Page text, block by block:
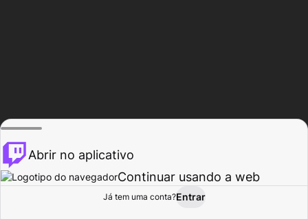
Procurar Atividade
Abrir no aplicativo
Continuar usando a web
Já tem uma conta?Entrar